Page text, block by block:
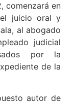
comenzará en
juicio oral y
al abogado
judicial
por la
de la
autor de